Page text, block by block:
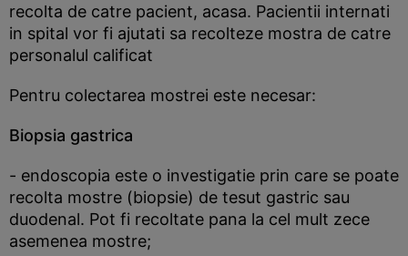
recolta de catre pacient, acasa. Pacientii internati
in spital vor fi ajutati sa recolteze mostra de catre
personalul calificat
Pentru colectarea mostrei este necesar:
Biopsia gastrica
- endoscopia este o investigatie prin care se poate
recolta mostre (biopsie) de tesut gastric sau
duodenal. Pot fi recoltate pana la cel mult zece
asemenea mostre;